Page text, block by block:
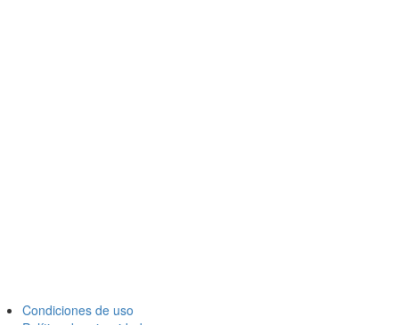
Condiciones de uso